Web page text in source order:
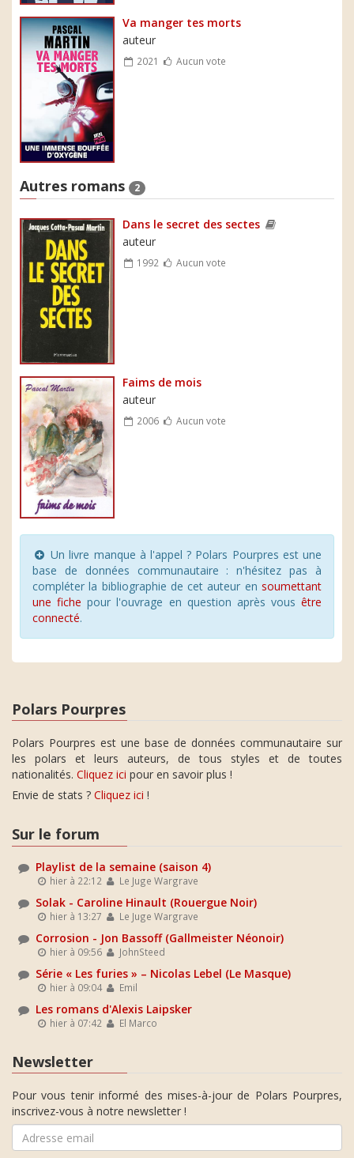
Va manger tes morts
auteur
2021 Aucun vote
Autres romans 2
Dans le secret des sectes
auteur
1992 Aucun vote
Faims de mois
auteur
2006 Aucun vote
Un livre manque à l'appel ? Polars Pourpres est une
base de données communautaire : n'hésitez pas à
compléter la bibliographie de cet auteur en soumettant
une fiche pour l'ouvrage en question après vous être
connecté.
Polars Pourpres
Polars Pourpres est une base de données communautaire sur
les polars et leurs auteurs, de tous styles et de toutes
nationalités. Cliquez ici pour en savoir plus !
Envie de stats ? Cliquez ici !
Sur le forum
Playlist de la semaine (saison 4)
hier à 22:12 Le Juge Wargrave
Solak - Caroline Hinault (Rouergue Noir)
hier à 13:27 Le Juge Wargrave
Corrosion - Jon Bassoff (Gallmeister Néonoir)
hier à 09:56 JohnSteed
Série « Les furies » – Nicolas Lebel (Le Masque)
hier à 09:04 Emil
Les romans d'Alexis Laipsker
hier à 07:42 El Marco
Newsletter
Pour vous tenir informé des mises-à-jour de Polars Pourpres,
inscrivez-vous à notre newsletter !